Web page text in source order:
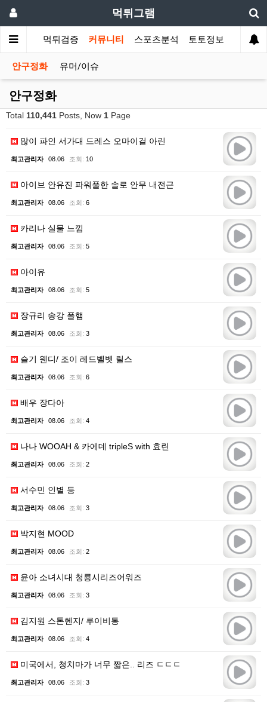
먹튀그램
먹튀검증 커뮤니티 스포츠분석 토토정보
안구정화 유머/이슈
안구정화
Total 110,441 Posts, Now 1 Page
많이 파인 서가대 드레스 오마이걸 아린
최고관리자 08.06 조회: 10
아이브 안유진 파워풀한 솔로 안무 내전근
최고관리자 08.06 조회: 6
카리나 실물 느낌
최고관리자 08.06 조회: 5
아이유
최고관리자 08.06 조회: 5
장규리 송강 폴햄
최고관리자 08.06 조회: 3
슬기 웬디/ 조이 레드벨벳 릴스
최고관리자 08.06 조회: 6
배우 장다아
최고관리자 08.06 조회: 4
나나 WOOAH & 카에데 tripleS with 효린
최고관리자 08.06 조회: 2
서수민 인별 등
최고관리자 08.06 조회: 3
박지현 MOOD
최고관리자 08.06 조회: 2
윤아 소녀시대 청룡시리즈어워즈
최고관리자 08.06 조회: 3
김지원 스톤헨지/ 루이비통
최고관리자 08.06 조회: 4
미국에서, 청치마가 너무 짧은.. 리즈 ㄷㄷㄷ
최고관리자 08.06 조회: 3